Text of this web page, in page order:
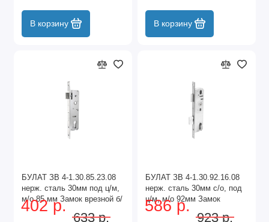
В корзину В корзину
БУЛАТ ЗВ 4-1.30.85.23.08
нерж. сталь 30мм под ц/м,
м/о 85 мм Замок врезной б/
руч (30)
402 р.
633 р.
БУЛАТ ЗВ 4-1.30.92.16.08
нерж. сталь 30мм с/о, под
ц/м, м/о 92мм Замок
врезной б/руч (30)
586 р.
923 р.